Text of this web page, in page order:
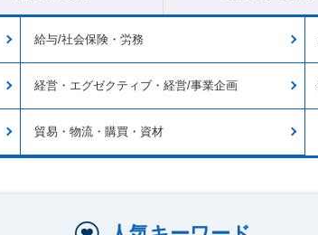
給与/社会保険・労務
経営・エグゼクティブ・経営/事業企画
貿易・物流・購買・資材